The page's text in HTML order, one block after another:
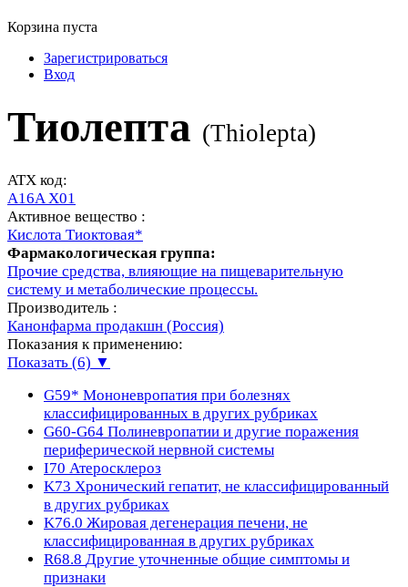
Корзина пуста
Зарегистрироваться
Вход
Тиолепта (Thiolepta)
ATX код:
A16A X01
Активное вещество :
Кислота Тиоктовая*
Фармакологическая группа:
Прочие средства, влияющие на пищеварительную
систему и метаболические процессы.
Производитель :
Канонфарма продакшн (Россия)
Показания к применению:
Показать (6) ▼
G59* Мононевропатия при болезнях
классифицированных в других рубриках
G60-G64 Полиневропатии и другие поражения
периферической нервной системы
I70 Атеросклероз
K73 Хронический гепатит, не классифицированный
в других рубриках
K76.0 Жировая дегенерация печени, не
классифицированная в других рубриках
R68.8 Другие уточненные общие симптомы и
признаки